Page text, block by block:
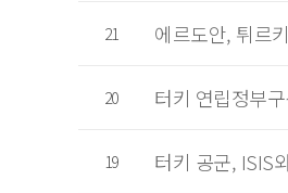
21 에르도안, 튀르
20 터키 연립정부
19 터키 공군, ISIS